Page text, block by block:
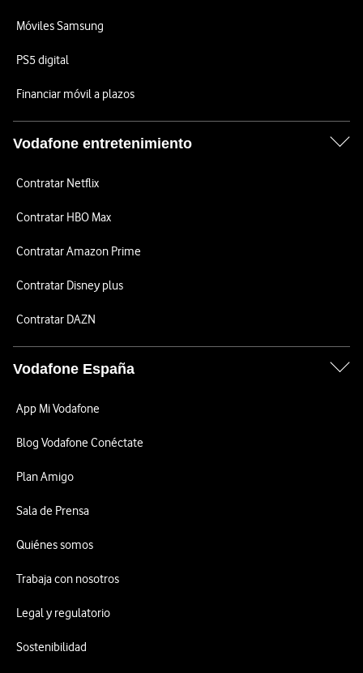
Móviles Samsung
PS5 digital
Financiar móvil a plazos
Vodafone entretenimiento
Contratar Netflix
Contratar HBO Max
Contratar Amazon Prime
Contratar Disney plus
Contratar DAZN
Vodafone España
App Mi Vodafone
Blog Vodafone Conéctate
Plan Amigo
Sala de Prensa
Quiénes somos
Trabaja con nosotros
Legal y regulatorio
Sostenibilidad